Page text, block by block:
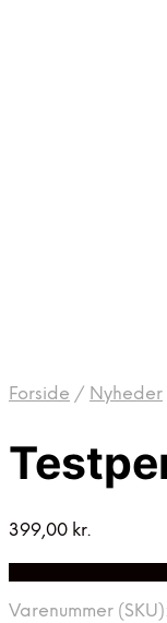
Forside / Nyheder
399,00 kr.
Varenummer